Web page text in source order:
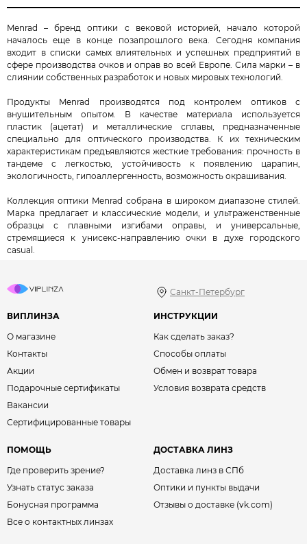
Menrad – бренд оптики с вековой историей, начало которой
началось еще в конце позапрошлого века. Сегодня компания
входит в списки самых влиятельных и успешных предприятий в
сфере производства очков и оправ во всей Европе. Сила марки – в
слиянии собственных разработок и новых мировых технологий.
Продукты Menrad производятся под контролем оптиков с
внушительным опытом. В качестве материала используется
пластик (ацетат) и металлические сплавы, предназначенные
специально для оптического производства. К их техническим
характеристикам предъявляются жесткие требования: прочность в
тандеме с легкостью, устойчивость к появлению царапин,
экологичность, гипоаллергенность, возможность окрашивания.
Коллекция оптики Menrad собрана в широком диапазоне стилей.
Марка предлагает и классические модели, и ультраженственные
образцы с плавными изгибами оправы, и универсальные,
стремящиеся к унисекс-направлению очки в духе городского
casual.
Санкт-Петербург
ВИПЛИНЗА
О магазине
Контакты
Акции
Подарочные сертификаты
Вакансии
Сертифицированные товары
ИНСТРУКЦИИ
Как сделать заказ?
Способы оплаты
Обмен и возврат товара
Условия возврата средств
ПОМОЩЬ
Где проверить зрение?
Узнать статус заказа
Бонусная программа
Все о контактных линзах
ДОСТАВКА ЛИНЗ
Доставка линз в СПб
Оптики и пункты выдачи
Отзывы о доставке (vk.com)